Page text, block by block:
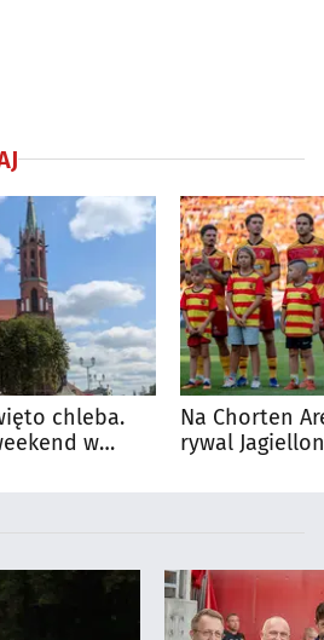
chleba.
w
Na Chorten
rywal